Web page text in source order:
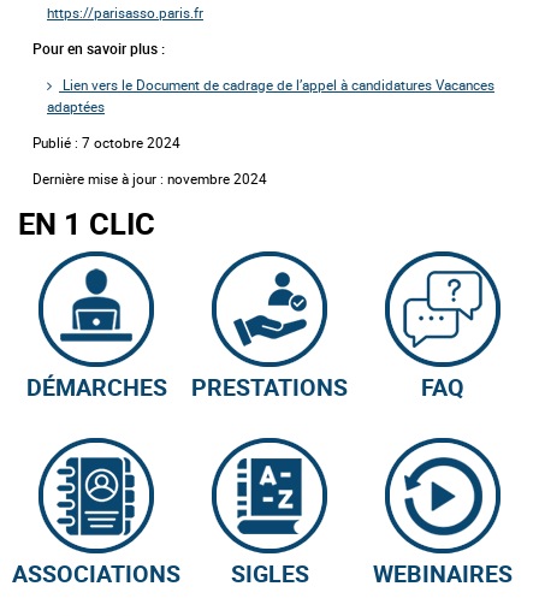
https://parisasso.paris.fr
Pour en savoir plus :
Lien vers le Document de cadrage de l’appel à candidatures Vacances
adaptées
Publié : 7 octobre 2024
Dernière mise à jour : novembre 2024
EN 1 CLIC
DÉMARCHES PRESTATIONS FAQ
ASSOCIATIONS SIGLES WEBINAIRES